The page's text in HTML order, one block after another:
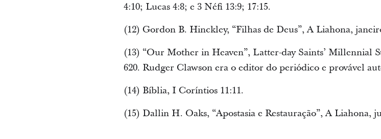
4:10; Lucas 4:8; e 3 Néfi 13:9; 17:15.
(12) Gordon B. Hinckley, “Filhas de Deus”, A Liahona,
(13) “Our Mother in Heaven”, Latter-day Saints’ Millennial
620. Rudger Clawson era o editor do periódico e provável
(14) Bíblia, I Coríntios 11:11.
(15) Dallin H. Oaks, “Apostasia e Restauração”, A Liahona,